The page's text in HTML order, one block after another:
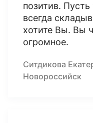
позитив.
всегда
хотите Вы. Вы
огромное.
Ситдикова
Новороссийск